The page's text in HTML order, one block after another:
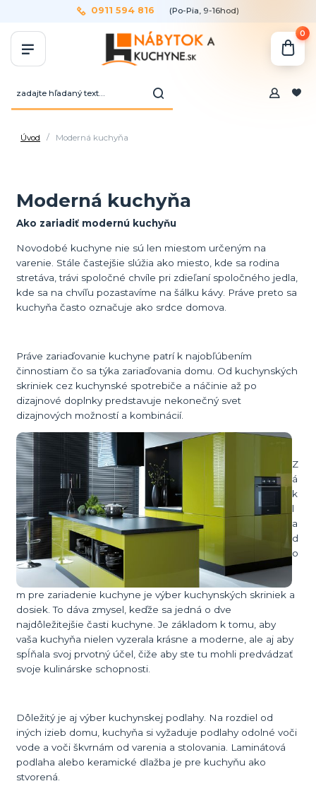
0911 594 816 (Po-Pia, 9-16hod)
0
Úvod Moderná kuchyňa
Moderná kuchyňa
Ako zariadiť modernú kuchyňu
Novodobé kuchyne nie sú len miestom určeným na
varenie. Stále častejšie slúžia ako miesto, kde sa rodina
stretáva, trávi spoločné chvíle pri zdieľaní spoločného jedla,
kde sa na chvíľu pozastavíme na šálku kávy. Práve preto sa
kuchyňa často označuje ako srdce domova.
Práve zariaďovanie kuchyne patrí k najobľúbením
činnostiam čo sa týka zariaďovania domu. Od kuchynských
skriniek cez kuchynské spotrebiče a náčinie až po
dizajnové doplnky predstavuje nekonečný svet
dizajnových možností a kombinácií.
Z
á
k
l
a
d
o
m pre zariadenie kuchyne je výber kuchynských skriniek a
dosiek. To dáva zmysel, keďže sa jedná o dve
najdôležitejšie časti kuchyne. Je základom k tomu, aby
vaša kuchyňa nielen vyzerala krásne a moderne, ale aj aby
spĺňala svoj prvotný účel, čiže aby ste tu mohli predvádzať
svoje kulinárske schopnosti.
Dôležitý je aj výber kuchynskej podlahy. Na rozdiel od
iných izieb domu, kuchyňa si vyžaduje podlahy odolné voči
vode a voči škvrnám od varenia a stolovania. Laminátová
podlaha alebo keramické dlažba je pre kuchyňu ako
stvorená.